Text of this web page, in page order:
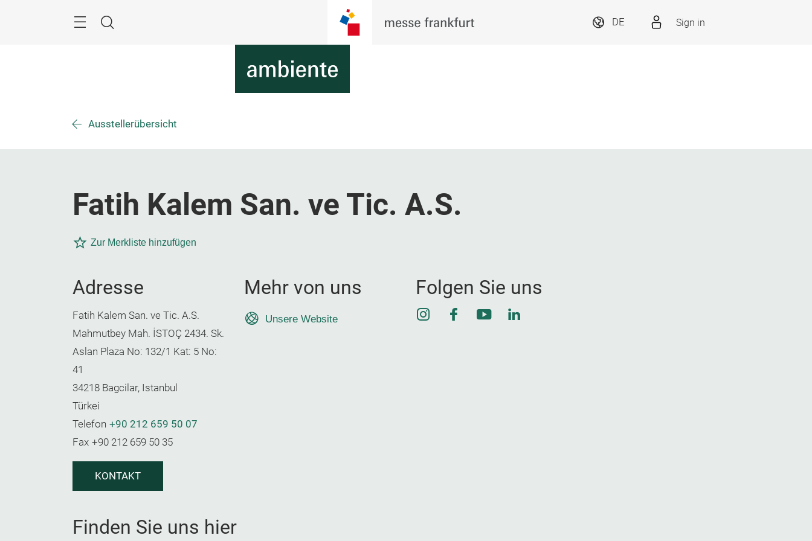
Suche
DE Sign in
Ausstellerübersicht
Fatih Kalem San. ve Tic. A.S.
Zur Merkliste hinzufügen
Adresse
Fatih Kalem San. ve Tic. A.S.
Mahmutbey Mah. İSTOÇ 2434. Sk.
Aslan Plaza No: 132/1 Kat: 5 No:
41
34218 Bagcilar, Istanbul
Türkei
Telefon +90 212 659 50 07
Fax +90 212 659 50 35
KONTAKT
Mehr von uns
Unsere Website
Folgen Sie uns
Instagram
Facebook
YouTubeLinkedIn
Finden Sie uns hier